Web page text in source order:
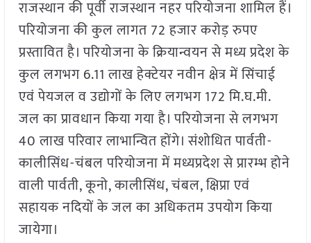
राजस्थान की पूर्वी राजस्थान नहर परियोजना शामिल हैं।
परियोजना की कुल लागत 72 हजार करोड़ रुपए
प्रस्तावित है। परियोजना के क्रियान्वयन से मध्य प्रदेश के
कुल लगभग 6.11 लाख हेक्टेयर नवीन क्षेत्र में सिंचाई
एवं पेयजल व उद्योगों के लिए लगभग 172 मि.घ.मी.
जल का प्रावधान किया गया है। परियोजना से लगभग
40 लाख परिवार लाभान्वित होंगे। संशोधित पार्वती-
कालीसिंध-चंबल परियोजना में मध्यप्रदेश से प्रारम्भ होने
वाली पार्वती, कूनो, कालीसिंध, चंबल, क्षिप्रा एवं
सहायक नदियों के जल का अधिकतम उपयोग किया
जायेगा।